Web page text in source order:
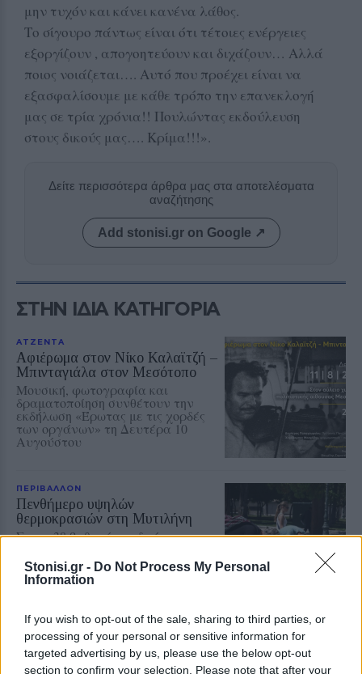
Stonisi.gr - Do Not Process My Personal
Information
If you wish to opt-out of the sale, sharing to third parties, or
processing of your personal or sensitive information for
targeted advertising by us, please use the below opt-out
section to confirm your selection. Please note that after your
μην τυχόν και κάνει κανένα λάθος.
Το σίγουρο πάντως είναι ότι τέτοιες ενέργειες
εξοργίζουν , απογοητεύουν και διχάζουν… Αλλά
ποιος νοιάζεται…. Αυτό που προέχει είναι να
εξασφαλίσουμε με κάθε τρόπο την επανεκλογή
μας σε τρία χρόνια!! Πουλώντας εκδούλευση
στους δικούς μας…. Κρίμα!!!».
Δείτε περισσότερα άρθρα μας στα αποτελέσματα
αναζήτησης
Add stonisi.gr on Google ↗
ΣΤΗΝ ΙΔΙΑ ΚΑΤΗΓΟΡΙΑ
ΑΤΖΕΝΤΑ
Αφιέρωμα στον Νίκο Καλαϊτζή –
Μπινταγιάλα στον Μεσότοπο
Μουσική, φωτογραφία και
δραματοποίηση συνθέτουν την
εκδήλωση «Έρωτας με τις χορδές
των οργάνων» τη Δευτέρα 10
Αυγούστου
ΠΕΡΙΒΑΛΛΟΝ
Πενθήμερο υψηλών
θερμοκρασιών στη Μυτιλήνη
Στους 38 βαθμούς ο υδράργυρος
οι άνεμοι στην περιοχή
ΕΛΛΑΔΑ
Δεύτερη εμπλοκή κάβου στο
«Νήσος Ρόδος» μέσα σε δύο